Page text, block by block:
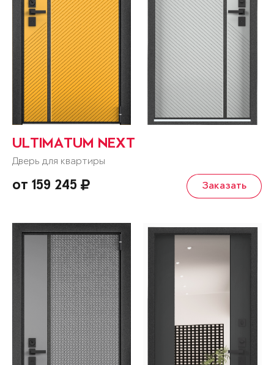
ULTIMATUM NEXT
Дверь для квартиры
от 159 245 Заказать